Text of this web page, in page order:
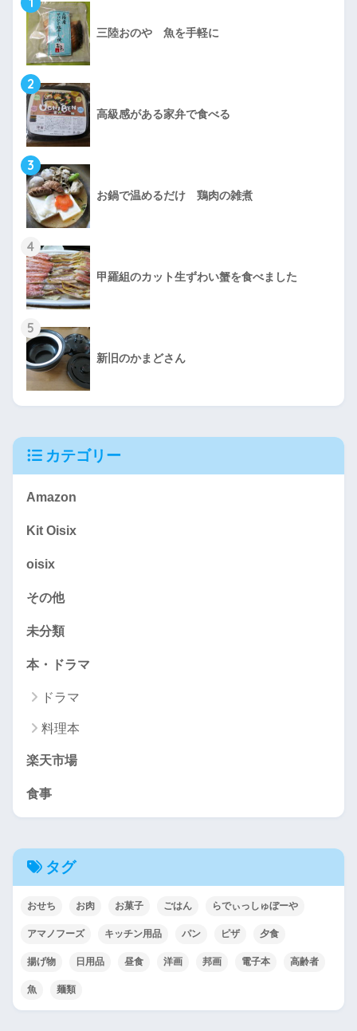
三陸おのや 魚を手軽に
2
高級感がある家弁で食べる
3
お鍋で温めるだけ 鶏肉の雑煮
4
甲羅組のカット生ずわい蟹を食べました
5
新旧のかまどさん
カテゴリー
Amazon
Kit Oisix
oisix
その他
未分類
本・ドラマ
ドラマ
料理本
楽天市場
食事
タグ
おせち お肉 お菓子 ごはん らでぃっしゅぼーや
アマノフーズ キッチン用品 パン ピザ 夕食
揚げ物 日用品 昼食 洋画 邦画 電子本 高齢者
魚 麺類